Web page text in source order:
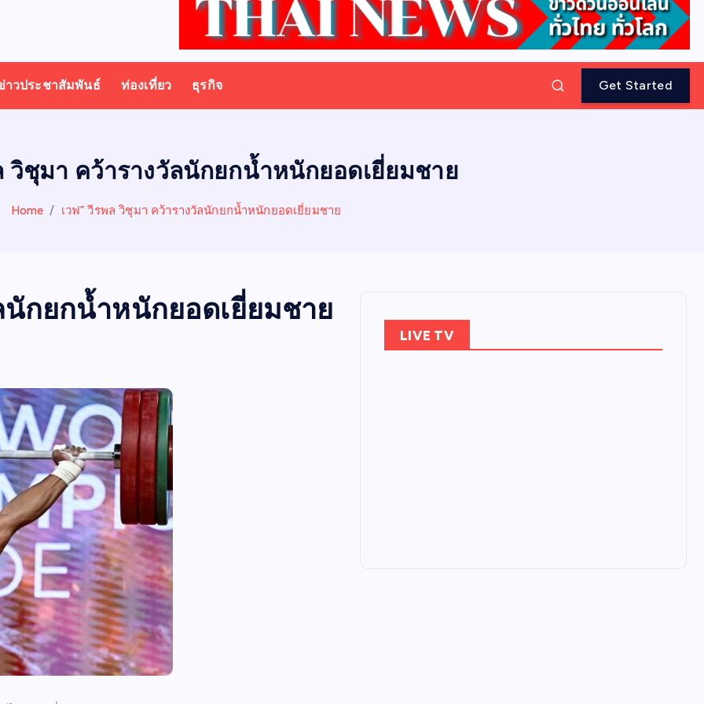
าวประชาสัมพันธ์ ท่องเที่ยว ธุรกิจ Get Started
วิชุมา คว้ารางวัลนักยกน้ำหนักยอดเยี่ยมชาย
Home เวฟ” วีรพล วิชุมา คว้ารางวัลนักยกน้ำหนักยอดเยี่ยมชาย
นักยกน้ำหนักยอดเยี่ยมชาย
LIVE TV